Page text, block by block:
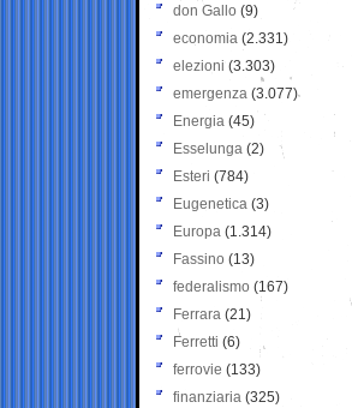
don Gallo (9)
economia (2.331)
elezioni (3.303)
emergenza (3.077)
Energia (45)
Esselunga (2)
Esteri (784)
Eugenetica (3)
Europa (1.314)
Fassino (13)
federalismo (167)
Ferrara (21)
Ferretti (6)
ferrovie (133)
finanziaria (325)